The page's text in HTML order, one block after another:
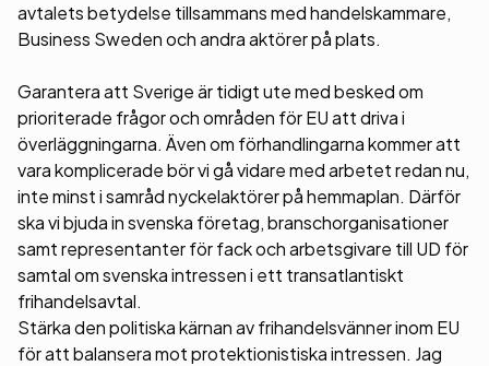
avtalets betydelse tillsammans med handelskammare,
Business Sweden och andra aktörer på plats.
Garantera att Sverige är tidigt ute med besked om
prioriterade frågor och områden för EU att driva i
överläggningarna. Även om förhandlingarna kommer att
vara komplicerade bör vi gå vidare med arbetet redan nu,
inte minst i samråd nyckelaktörer på hemmaplan. Därför
ska vi bjuda in svenska företag, branschorganisationer
samt representanter för fack och arbetsgivare till UD för
samtal om svenska intressen i ett transatlantiskt
frihandelsavtal.
Stärka den politiska kärnan av frihandelsvänner inom EU
för att balansera mot protektionistiska intressen. Jag